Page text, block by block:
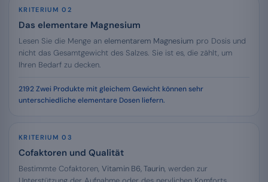
KRITERIUM 02
Das elementare Magnesium
Lesen Sie die Menge an elementarem Magnesium pro Dosis und
nicht das Gesamtgewicht des Salzes. Sie ist es, die zählt, um
Ihren Bedarf zu decken.
Zwei Produkte mit gleichem Gewicht können sehr
unterschiedliche elementare Dosen liefern.
KRITERIUM 03
Cofaktoren und Qualität
Bestimmte Cofaktoren, Vitamin B6, Taurin, werden zur